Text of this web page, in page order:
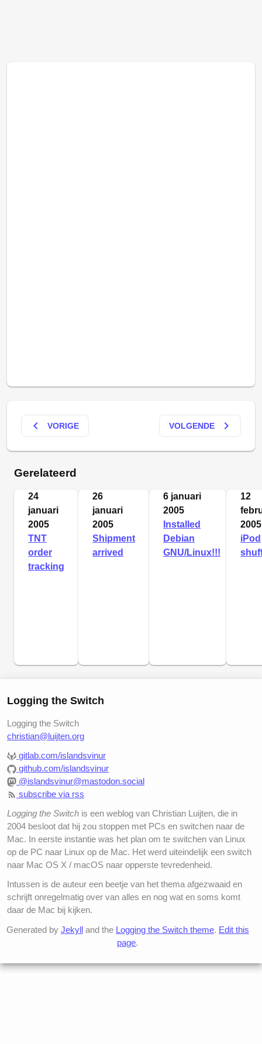
keyboard_arrow_left VORIGE VOLGENDE keyboard_arrow_right
Gerelateerd
24
januari
2005
TNT
order
tracking
26
januari
2005
Shipment
arrived
6 januari
2005
Installed
Debian
GNU/Linux!!!
12
2005
iPod
Logging the Switch
Logging the Switch
christian@luijten.org
gitlab.com/islandsvinur
github.com/islandsvinur
@islandsvinur@mastodon.social
subscribe via rss
Logging the Switch is een weblog van Christian Luijten, die in
2004 besloot dat hij zou stoppen met PCs en switchen naar de
Mac. In eerste instantie was het plan om te switchen van Linux
op de PC naar Linux op de Mac. Het werd uiteindelijk een switch
naar Mac OS X / macOS naar opperste tevredenheid.
Intussen is de auteur een beetje van het thema afgezwaaid en
schrijft onregelmatig over van alles en nog wat en soms komt
daar de Mac bij kijken.
Generated by Jekylland the Logging the Switch theme. Edit this
page.